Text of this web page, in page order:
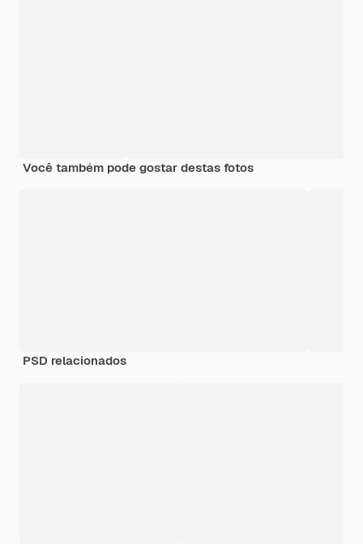
Você também pode gostar destas fotos
PSD relacionados